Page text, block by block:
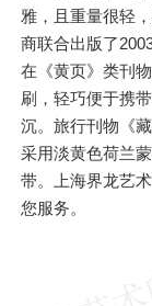
雅，且重量很轻
商联合出版了
在《黄页》类刊
刷，轻巧便于携
沉。旅行刊物《
采用淡黄色荷兰
带。上海界龙艺
您服务。